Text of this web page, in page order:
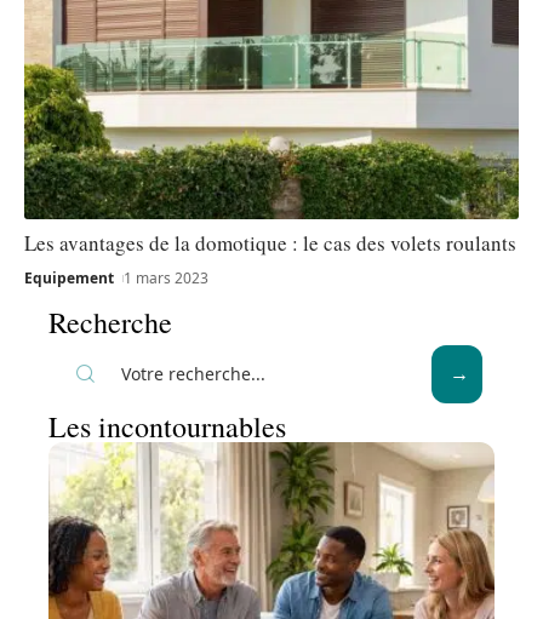
Les avantages de la domotique : le cas des volets roulants
Equipement 1 mars 2023
Recherche
Les incontournables